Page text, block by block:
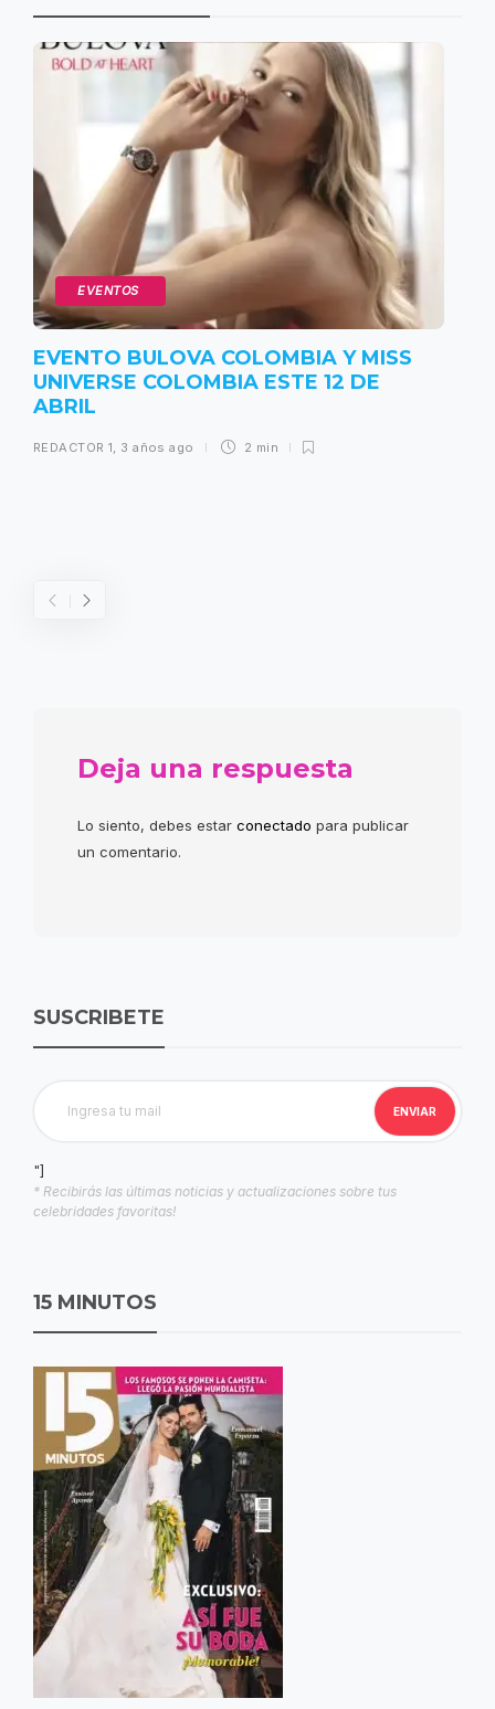
EVENTOS
EVENTO BULOVA COLOMBIA Y MISS
UNIVERSE COLOMBIA ESTE 12 DE
ABRIL
REDACTOR 1, 3 años ago 2 min
Deja una respuesta
Lo siento, debes estar conectado para publicar
un comentario.
SUSCRIBETE
"]
* Recibirás las últimas noticias y actualizaciones sobre tus
celebridades favoritas!
15 MINUTOS